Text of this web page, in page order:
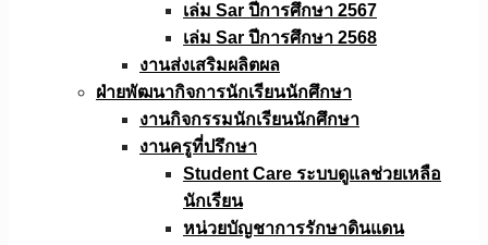
เล่ม Sar ปีการศึกษา 2567
เล่ม Sar ปีการศึกษา 2568
งานส่งเสริมผลิตผล
ฝ่ายพัฒนากิจการนักเรียนนักศึกษา
งานกิจกรรมนักเรียนนักศึกษา
งานครูที่ปรึกษา
Student Care ระบบดูแลช่วยเหลือ
นักเรียน
หน่วยบัญชาการรักษาดินแดน